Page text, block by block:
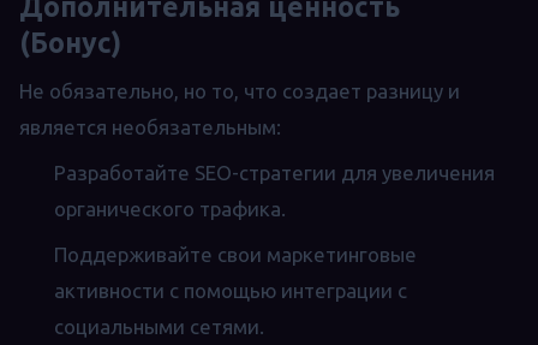
Дополнительная ценность
(Бонус)
Не обязательно, но то, что создает разницу и
является необязательным:
Разработайте SEO-стратегии для увеличения
органического трафика.
Поддерживайте свои маркетинговые
активности с помощью интеграции с
социальными сетями.